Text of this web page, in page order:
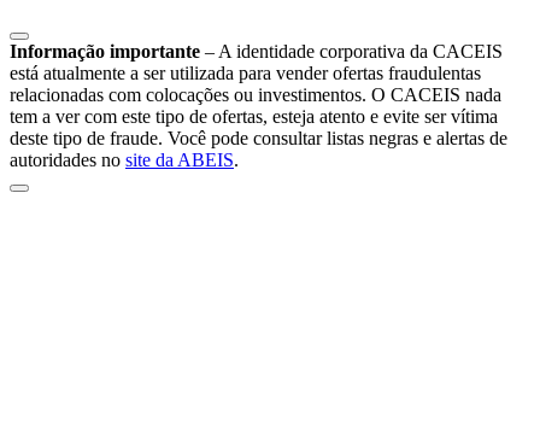
Informação importante – A identidade corporativa da CACEIS
está atualmente a ser utilizada para vender ofertas fraudulentas
relacionadas com colocações ou investimentos. O CACEIS nada
tem a ver com este tipo de ofertas, esteja atento e evite ser vítima
deste tipo de fraude. Você pode consultar listas negras e alertas de
autoridades no site da ABEIS.